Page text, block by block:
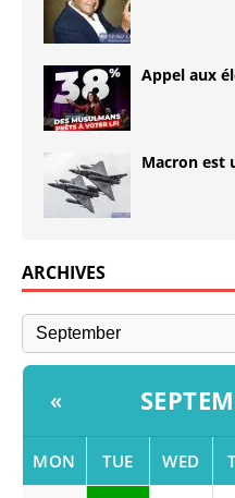
Appel aux
Macron est
ARCHIVES
«
MON TUE WED